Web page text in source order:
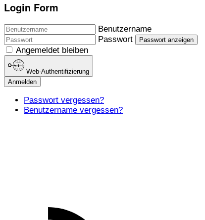
Login Form
Benutzername
Passwort
Passwort anzeigen
Angemeldet bleiben
Web-Authentifizierung
Anmelden
Passwort vergessen?
Benutzername vergessen?